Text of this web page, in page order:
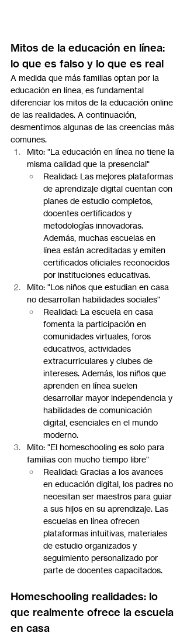
Mitos de la educación en línea:
lo que es falso y lo que es real
A medida que más familias optan por la
educación en línea, es fundamental
diferenciar los mitos de la educación online
de las realidades. A continuación,
desmentimos algunas de las creencias más
comunes.
Mito: "La educación en línea no tiene la
misma calidad que la presencial"
Realidad: Las mejores plataformas
de aprendizaje digital cuentan con
planes de estudio completos,
docentes certificados y
metodologías innovadoras.
Además, muchas escuelas en
línea están acreditadas y emiten
certificados oficiales reconocidos
por instituciones educativas.
Mito: "Los niños que estudian en casa
no desarrollan habilidades sociales"
Realidad: La escuela en casa
fomenta la participación en
comunidades virtuales, foros
educativos, actividades
extracurriculares y clubes de
intereses. Además, los niños que
aprenden en línea suelen
desarrollar mayor independencia y
habilidades de comunicación
digital, esenciales en el mundo
moderno.
Mito: "El homeschooling es solo para
familias con mucho tiempo libre"
Realidad: Gracias a los avances
en educación digital, los padres no
necesitan ser maestros para guiar
a sus hijos en su aprendizaje. Las
escuelas en línea ofrecen
plataformas intuitivas, materiales
de estudio organizados y
seguimiento personalizado por
parte de docentes capacitados.
Homeschooling realidades: lo
que realmente ofrece la escuela
en casa